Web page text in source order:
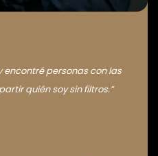
encontré personas con las
quién soy sin filtros.”